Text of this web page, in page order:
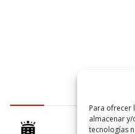
Para ofrecer
almacenar
tecnologías